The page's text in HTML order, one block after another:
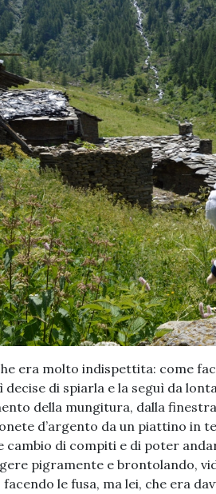
era molto indispettita: come
decise di spiarla e la seguì da
della mungitura, dalla
d’argento da un piattino in
cambio di compiti e di poter
pigramente e brontolando,
le fusa, ma lei, che era